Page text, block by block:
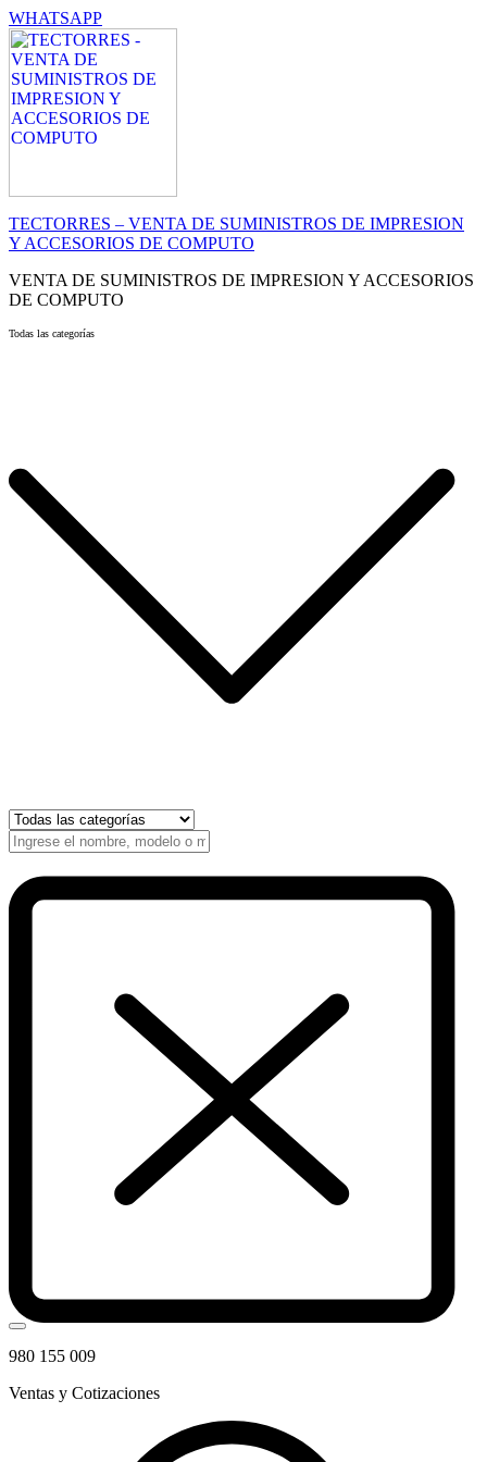
WHATSAPP
TECTORRES – VENTA DE SUMINISTROS DE IMPRESION
Y ACCESORIOS DE COMPUTO
VENTA DE SUMINISTROS DE IMPRESION Y ACCESORIOS
DE COMPUTO
Todas las categorías
980 155 009
Ventas y Cotizaciones